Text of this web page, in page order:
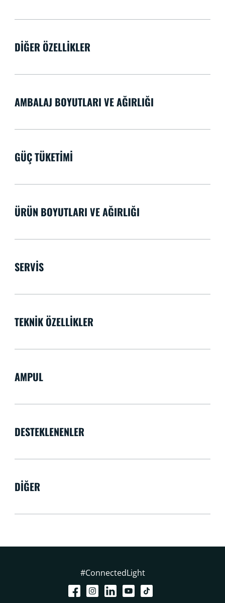
DIĞER ÖZELLIKLER
AMBALAJ BOYUTLARI VE AĞIRLIĞI
GÜÇ TÜKETIMI
ÜRÜN BOYUTLARI VE AĞIRLIĞI
SERVIS
TEKNIK ÖZELLIKLER
AMPUL
DESTEKLENENLER
DIĞER
#ConnectedLight